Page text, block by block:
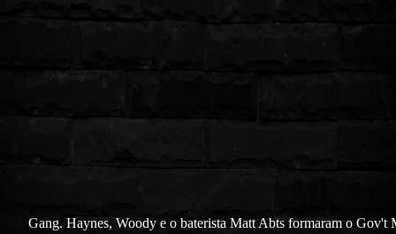
Gang. Haynes, Woody e o baterista Matt Abts formaram o Gov't